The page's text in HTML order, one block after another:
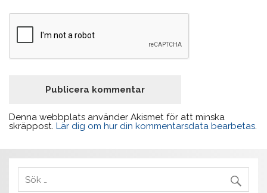
Denna webbplats använder Akismet för att minska
skräppost.Lär dig om hur din kommentarsdata bearbetas.